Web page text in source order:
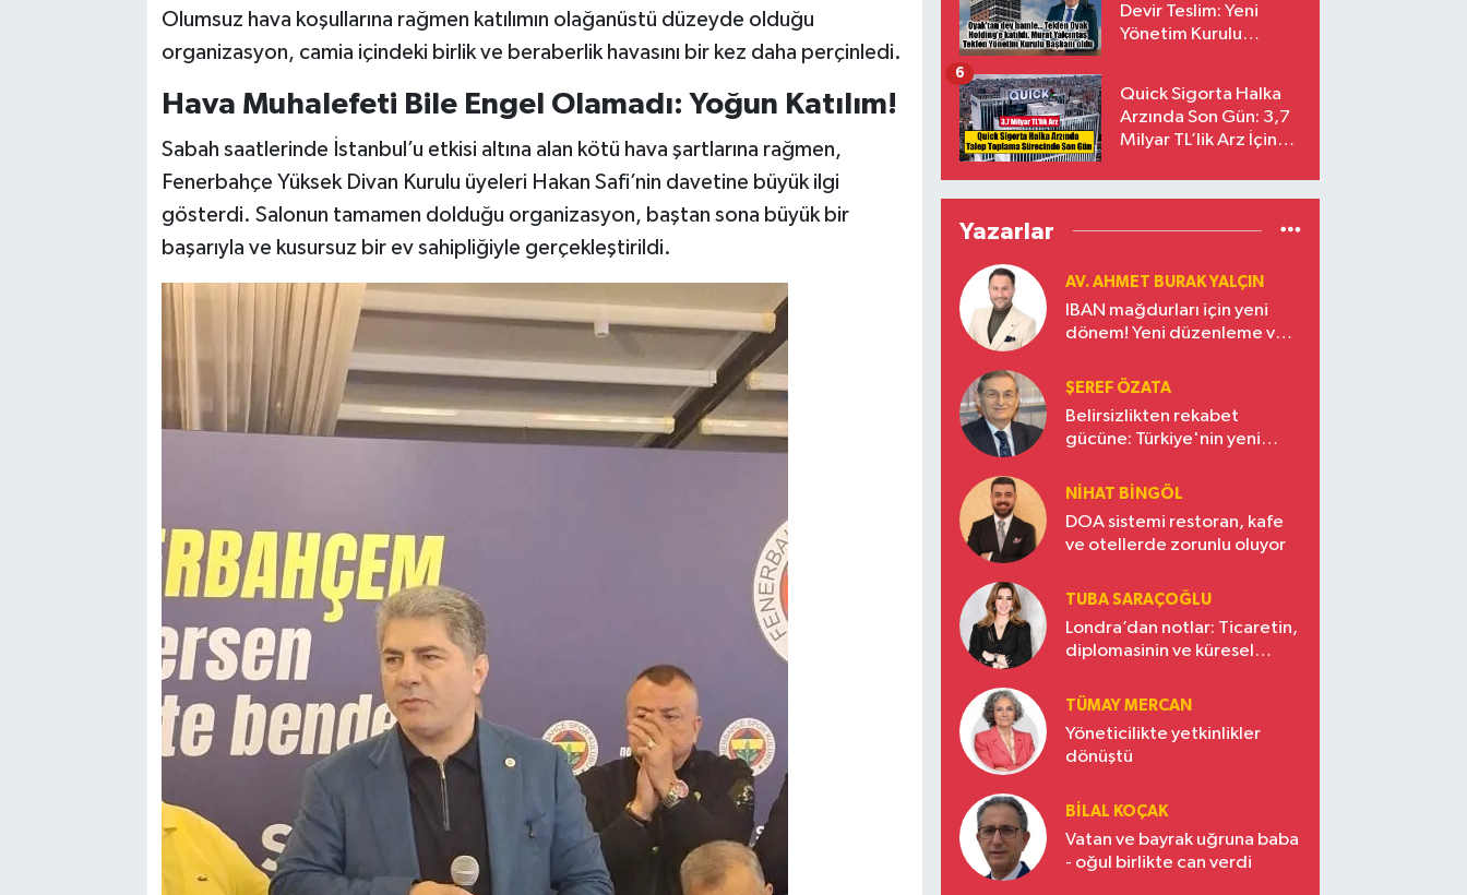
Olumsuz hava koşullarına rağmen katılımın olağanüstü düzeyde olduğu
organizasyon, camia içindeki birlik ve beraberlik havasını bir kez daha perçinledi.
Hava Muhalefeti Bile Engel Olamadı: Yoğun Katılım!
Sabah saatlerinde İstanbul’u etkisi altına alan kötü hava şartlarına rağmen,
Fenerbahçe Yüksek Divan Kurulu üyeleri Hakan Safi’nin davetine büyük ilgi
gösterdi. Salonun tamamen dolduğu organizasyon, baştan sona büyük bir
başarıyla ve kusursuz bir ev sahipliğiyle gerçekleştirildi.
Devir Teslim: Yeni
Yönetim Kurulu
Quick Sigorta Halka
Arzında Son Gün: 3,7
Milyar TL’lik Arz İçin
Eriyor
6
Yazarlar
AV. AHMET BURAK YALÇIN
IBAN mağdurları için yeni
dönem! Yeni düzenleme ve
ŞEREF ÖZATA
Belirsizlikten rekabet
gücüne: Türkiye'nin yeni
NIHAT BINGÖL
DOA sistemi restoran, kafe
ve otellerde zorunlu oluyor
TUBA SARAÇOĞLU
Londra’dan notlar: Ticaretin,
diplomasinin ve küresel
Türkiye’nin yükselen gücü
TÜMAY MERCAN
Yöneticilikte yetkinlikler
dönüştü
BILAL KOÇAK
Vatan ve bayrak uğruna baba
- oğul birlikte can verdi